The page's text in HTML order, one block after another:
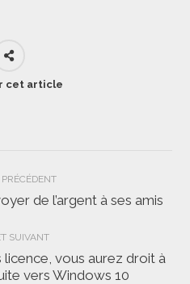
cet article
Ongletde l’argent à ses amis
SUIVANT
Onglet
vous aurez droit à
vers Windows 10